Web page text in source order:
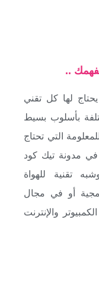
..
لها كل تقني
بأسلوب بسيط
التي تحتاج
في مدونة تيك كود
تقنية للهواة
أو في مجال
والإنترنت